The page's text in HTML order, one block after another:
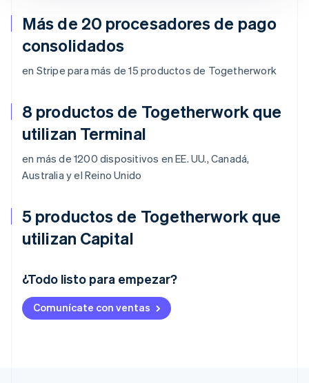
Más de 20 procesadores de pago
consolidados
en Stripe para más de 15 productos de Togetherwork
8 productos de Togetherwork que
utilizan Terminal
en más de 1200 dispositivos en EE. UU., Canadá,
Australia y el Reino Unido
5 productos de Togetherwork que
utilizan Capital
¿Todo listo para empezar?
Comunícate con ventas
Alemania
DeutschEnglish
Australia